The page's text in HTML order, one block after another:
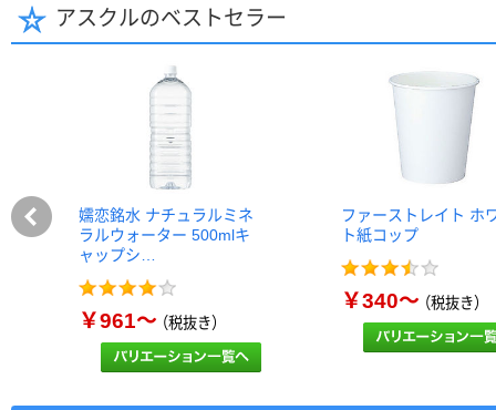
アスクルのベストセラー
嬬恋銘水 ナチュラルミネ
ラルウォーター 500mlキ
ャップシ…
￥961～（税抜き）
ファーストレイト ホ
ト紙コップ
￥340～（税抜き）